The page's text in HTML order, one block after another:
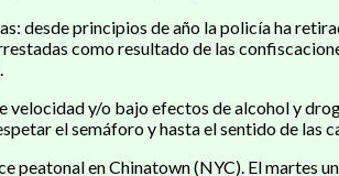
desde principios de año la policía ha
como resultado de las
y/o bajo efectos de alcohol y
el semáforo y hasta el sentido de las
en Chinatown (NYC). El martes